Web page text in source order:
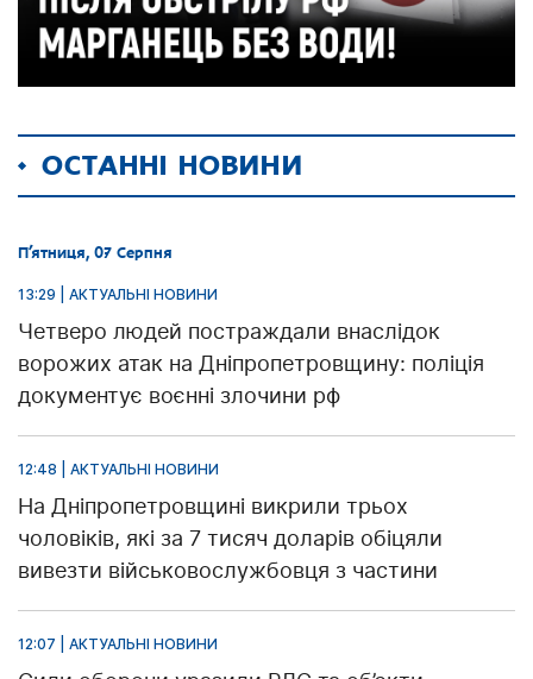
ОСТАННІ НОВИНИ
П’ятниця, 07 Серпня
13:29 | АКТУАЛЬНІ НОВИНИ
Четверо людей постраждали внаслідок
ворожих атак на Дніпропетровщину: поліція
документує воєнні злочини рф
12:48 | АКТУАЛЬНІ НОВИНИ
На Дніпропетровщині викрили трьох
чоловіків, які за 7 тисяч доларів обіцяли
вивезти військовослужбовця з частини
12:07 | АКТУАЛЬНІ НОВИНИ